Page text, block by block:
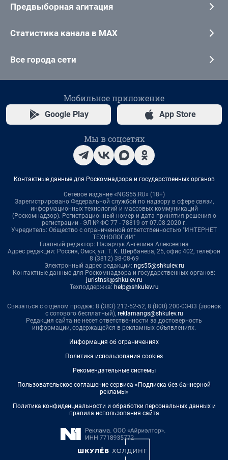
Предвыборная агитация
Статистика канала в MAX
Все города сети
Мобильное приложение
Google Play App Store
Мы в соцсетях
Контактные данные для Роскомнадзора и государственных органов
Сетевое издание «NGS55.RU» (18+)
Зарегистрировано Федеральной службой по надзору в сфере связи,
информационных технологий и массовых коммуникаций
(Роскомнадзор). Регистрационный номер и дата принятия решения о
регистрации - ЭЛ № ФС 77 - 78819 от 07.08.2020 г.
Учредитель: Общество с ограниченной ответственностью "ИНТЕРНЕТ
ТЕХНОЛОГИИ"
Главный редактор: Назарчук Ангелина Алексеевна
Адрес редакции: Россия, Омск, ул. Т. К. Щербанева, 25, офис 402, телефон
8 (3812) 38-08-69
Электронный адрес редакции: ngs55@shkulev.ru
Контактные данные для Роскомнадзора и государственных органов:
juristnsk@shkulev.ru
Техподдержка: help@shkulev.ru
Связаться с отделом продаж: 8 (383) 212-52-52, 8 (800) 200-03-83 (звонок
с сотового бесплатный), reklamangs@shkulev.ru
Редакция сайта не несет ответственности за достоверность
информации, содержащейся в рекламных объявлениях.
Информация об ограничениях
Политика использования cookies
Рекомендательные системы
Пользовательское соглашение сервиса «Подписка без баннерной
рекламы»
Политика конфиденциальности и обработки персональных данных и
правила использования сайта